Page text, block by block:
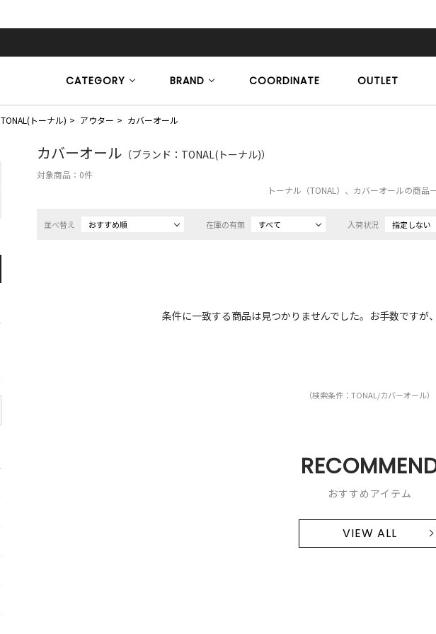
CATEGORY BRAND COORDINATE OUTLET
TONAL(トーナル) アウター カバーオール
カバーオール （ブランド：TONAL(トーナル)）
対象商品： 0件
トーナル（TONAL）、カバーオールの商品
並べ替え おすすめ順 在庫の有無 すべて 入荷状況 指定しない
条件に一致する商品は見つかりませんでした。お手数ですが
（検索条件：TONAL/カバーオール）
おすすめアイテム
VIEW ALL